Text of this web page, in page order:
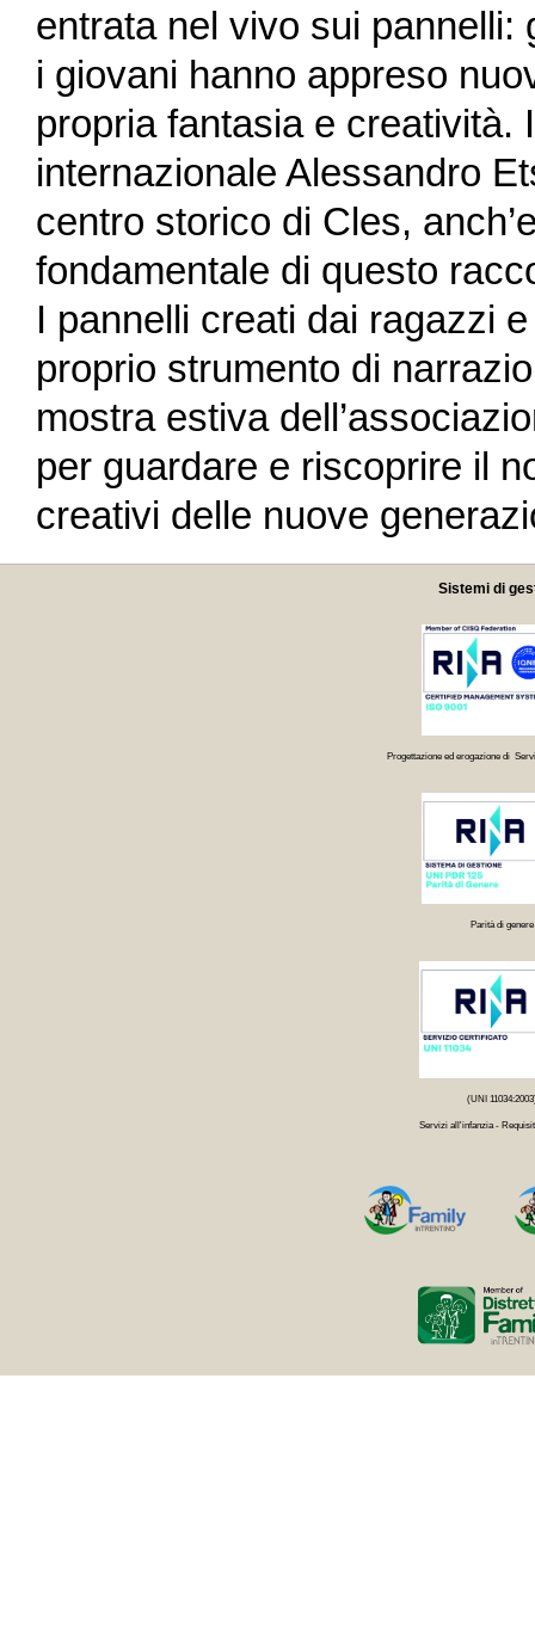
entrata nel vivo sui pannelli:
i giovani hanno appreso
propria fantasia e creatività.
internazionale Alessandro
centro storico di Cles,
fondamentale di questo
I pannelli creati dai ragazzi
proprio strumento di
mostra estiva
per guardare e riscoprire il
creativi delle nuove
Sistemi di
Progettazione ed erogazione di
Parità di genere
(UNI
Servizi all'infanzia -